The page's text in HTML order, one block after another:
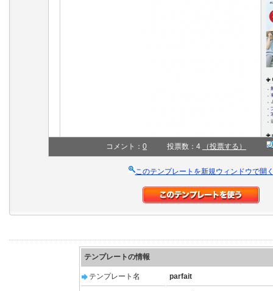
コメント： 0 投票数：4 （投票する）
このテンプレートを新規ウィンドウで開
テンプレートの情報
テンプレート名 parfait